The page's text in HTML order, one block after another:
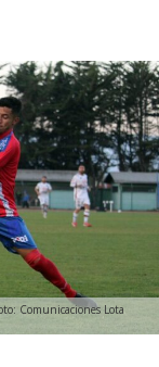
Comunicaciones Lota